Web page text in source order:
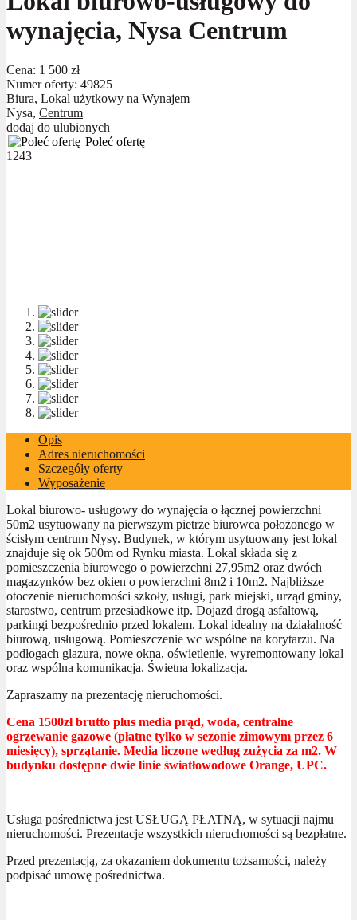
wynajęcia, Nysa Centrum
Cena: 1 500 zł
Numer oferty: 49825
Biura, Lokal użytkowy na Wynajem
Nysa, Centrum
dodaj do ulubionych
Poleć ofertę
1243
Opis
Adres nieruchomości
Szczegóły oferty
Wyposażenie
Lokal biurowo- usługowy do wynajęcia o łącznej powierzchni
50m2 usytuowany na pierwszym pietrze biurowca położonego w
ścisłym centrum Nysy. Budynek, w którym usytuowany jest lokal
znajduje się ok 500m od Rynku miasta. Lokal składa się z
pomieszczenia biurowego o powierzchni 27,95m2 oraz dwóch
magazynków bez okien o powierzchni 8m2 i 10m2. Najbliższe
otoczenie nieruchomości szkoły, usługi, park miejski, urząd gminy,
starostwo, centrum przesiadkowe itp. Dojazd drogą asfaltową,
parkingi bezpośrednio przed lokalem. Lokal idealny na działalność
biurową, usługową. Pomieszczenie wc wspólne na korytarzu. Na
podłogach glazura, nowe okna, oświetlenie, wyremontowany lokal
oraz wspólna komunikacja. Świetna lokalizacja.
Zapraszamy na prezentację nieruchomości.
Cena 1500zł brutto plus media prąd, woda, centralne
ogrzewanie gazowe (płatne tylko w sezonie zimowym przez 6
miesięcy), sprzątanie. Media liczone według zużycia za m2. W
budynku dostępne dwie linie światłowodowe Orange, UPC.
Usługa pośrednictwa jest USŁUGĄ PŁATNĄ, w sytuacji najmu
nieruchomości. Prezentacje wszystkich nieruchomości są bezpłatne.
Przed prezentacją, za okazaniem dokumentu tożsamości, należy
podpisać umowę pośrednictwa.